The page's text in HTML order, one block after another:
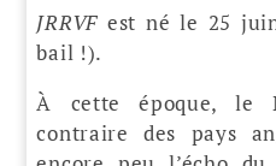
JRRVFest né le 25
bail !).
À cette époque, le
contraire des pays